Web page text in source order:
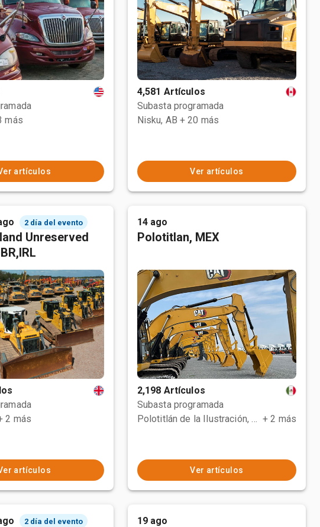
más
artículos
4,581 Artículos
Subasta programada
Nisku, AB + 20 más
Ver artículos
2 día del evento
Unreserved
2 más
artículos
14 ago
Polotitlan, MEX
2,198 Artículos
Subasta programada
Polotitlán de la Ilustración, MEX + 2 más
Ver artículos
2 día del evento 19 ago